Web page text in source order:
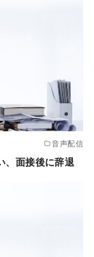
音声配信
、面接後に辞退